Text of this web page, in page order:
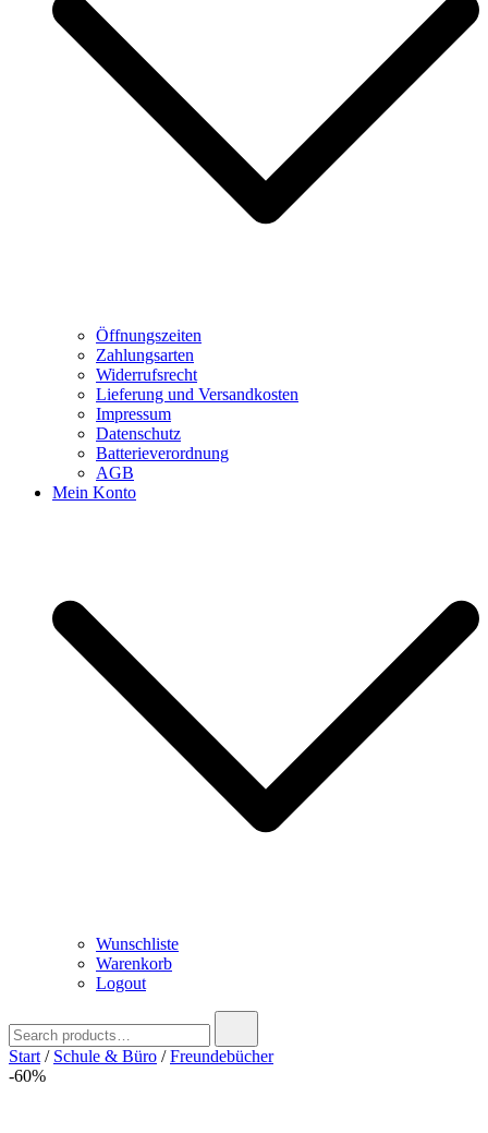
Öffnungszeiten
Zahlungsarten
Widerrufsrecht
Lieferung und Versandkosten
Impressum
Datenschutz
Batterieverordnung
AGB
Mein Konto
Wunschliste
Warenkorb
Logout
for:
Start / Schule & Büro /Freundebücher
-60%